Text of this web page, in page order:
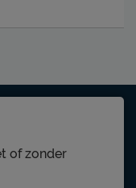
of zonder